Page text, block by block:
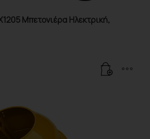
Μπετονιέρα Ηλεκτρική,